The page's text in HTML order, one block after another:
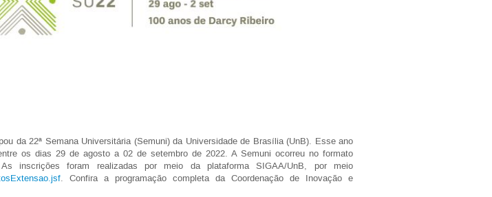
da 22ª Semana Universitária (Semuni) da Universidade de Brasília (UnB). Esse ano
os dias 29 de agosto a 02 de setembro de 2022. A Semuni ocorreu no formato
inscrições foram realizadas por meio da plataforma SIGAA/UnB, por meio
. Confira a programação completa da Coordenação de Inovação e